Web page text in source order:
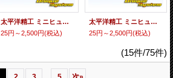
太平洋精工 ミニヒューズ 2A 灰色
25円～2,500円(税込)
太平洋精工 ミニヒューズ 3A 紫色
25円～2,500円(税込)
(15件/75件)